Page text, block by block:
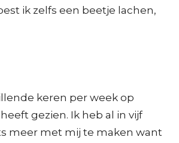
ik zelfs een beetje lachen,
keren per week op
gezien. Ik heb al in vijf
meer met mij te maken want